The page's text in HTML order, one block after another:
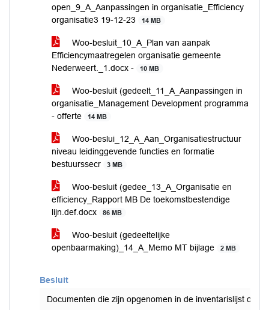
open_9_A_Aanpassingen in organisatie_Efficiency
organisatie3 19-12-23
14 MB
Woo-besluit_10_A_Plan van aanpak
Efficiencymaatregelen organisatie gemeente
Nederweert._1.docx -
10 MB
Woo-besluit (gedeelt_11_A_Aanpassingen in
organisatie_Management Development programma
- offerte
14 MB
Woo-beslui_12_A_Aan_Organisatiestructuur
niveau leidinggevende functies en formatie
bestuurssecr
3 MB
Woo-besluit (gedee_13_A_Organisatie en
efficiency_Rapport MB De toekomstbestendige
lijn.def.docx
86 MB
Woo-besluit (gedeeltelijke
openbaarmaking)_14_A_Memo MT bijlage
2 MB
Besluit
Documenten die zijn opgenomen in de inventarislijst